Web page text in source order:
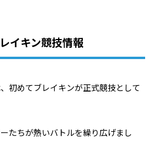
イキン競技情報
初めてブレイキンが正式競技として
たちが熱いバトルを繰り広げまし